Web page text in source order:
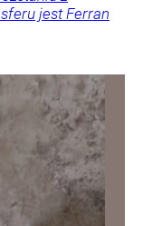
jest Ferran